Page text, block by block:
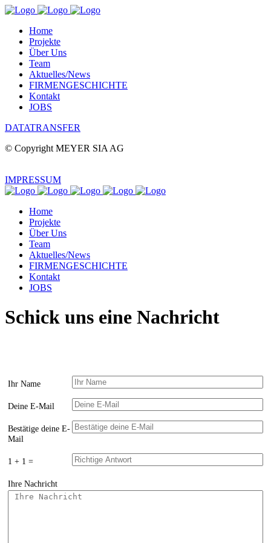
Home
Projekte
Über Uns
Team
Aktuelles/News
FIRMENGESCHICHTE
Kontakt
JOBS
DATATRANSFER
© Copyright MEYER SIA AG
IMPRESSUM
Home
Projekte
Über Uns
Team
Aktuelles/News
FIRMENGESCHICHTE
Kontakt
JOBS
Schick uns eine Nachricht
Ihr Name
Deine E-Mail
Bestätige deine E-
Mail
1 + 1 =
Ihre Nachricht